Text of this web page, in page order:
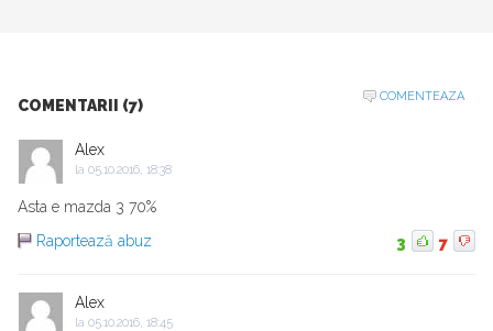
COMENTARII (7)
COMENTEAZA
Alex
la 05.10.2016, 18:38
Asta e mazda 3 70%
Raportează abuz
3 7
Alex
la 05.10.2016, 18:45